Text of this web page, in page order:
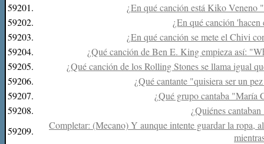
59201.
¿En qué canción está Kiko Veneno
59202.
¿En qué canción
59203.
¿En qué canción se mete el Chivi
59204.
¿Qué canción de Ben E. King empieza así:
59205.
¿Qué canción de los Rolling Stones se llama igual
59206.
¿Qué cantante "quisiera ser un
59207.
¿Qué grupo cantaba "María
59208.
¿Quiénes
59209.
Completar: (Mecano) Y aunque intente guardar la ropa,